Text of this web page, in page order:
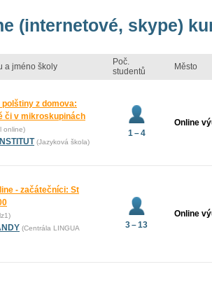
(internetové, skype)
a jméno školy
Poč.
studentů
Město
polštiny z domova:
či v mikroskupinách
online)
(Jazyková škola)
1 – 4
Online
- začátečníci: St
(Centrála LINGUA
3 – 13
Online